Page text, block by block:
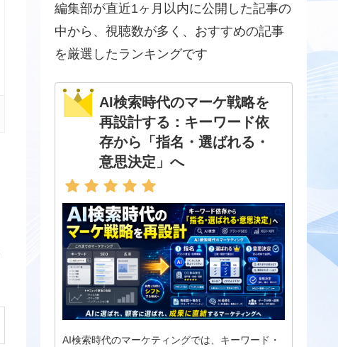
編集部が直近1ヶ月以内に公開した記事の
中から、視聴数が多く、おすすめの記事
を厳選したランキングです
AI検索時代のマーケ戦略を
再設計する：キーワード依
存から「指名・選ばれる・
意思決定」へ
AI検索時代のマーケティングでは、キーワード・